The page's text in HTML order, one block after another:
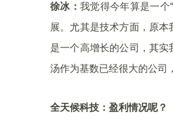
徐冰： 我觉得今年算是一个
展。尤其是技术方面，原
是一个高增长的公司，其
汤作为基数已经很大的公司
全天候科技：盈利情况呢？